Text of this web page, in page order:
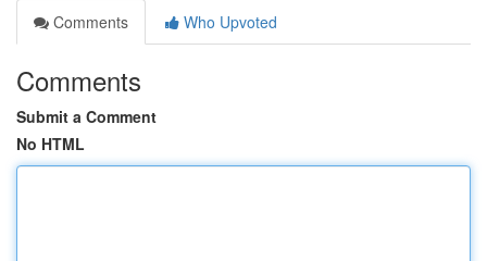
Comments
Who Upvoted
Comments
Submit a Comment
No HTML